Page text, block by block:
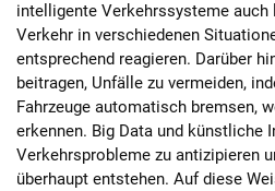
intelligente Verkehrssysteme auch
Verkehr in verschiedenen
entsprechend reagieren. Darüber
beitragen, Unfälle zu vermeiden,
Fahrzeuge automatisch bremsen,
erkennen. Big Data und künstliche
Verkehrsprobleme zu antizipieren
überhaupt entstehen. Auf diese